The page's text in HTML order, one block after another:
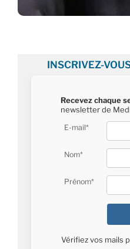
INSCRIVEZ-
Recevez chaque
newsletter de
E-mail*
Nom*
Prénom*
Vérifiez vos mails